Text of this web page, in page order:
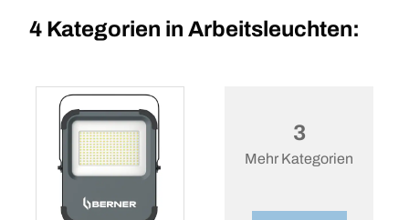
4 Kategorien in Arbeitsleuchten:
3
Mehr Kategorien